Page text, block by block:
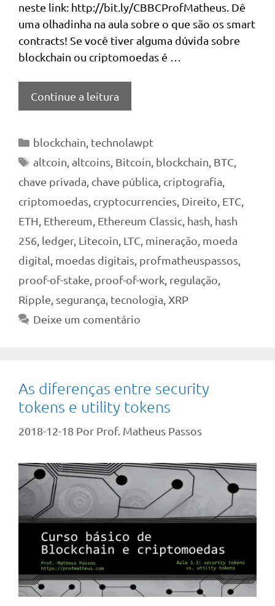
neste link: http://bit.ly/CBBCProfMatheus. Dê
uma olhadinha na aula sobre o que são os smart
contracts! Se você tiver alguma dúvida sobre
blockchain ou criptomoedas é …
Continue a leitura
Categorias
blockchain, technolawpt
Tags
altcoin,altcoins, Bitcoin, blockchain, BTC,
chave privada, chave pública, criptografia,
criptomoedas, cryptocurrencies, Direito, ETC,
ETH, Ethereum, Ethereum Classic, hash, hash
256, ledger, Litecoin, LTC, mineração, moeda
digital, moedas digitais, profmatheuspassos,
proof-of-stake, proof-of-work, regulação,
Ripple, segurança, tecnologia, XRP
Deixe um comentário
As diferenças entre security
tokens e utility tokens
2018-12-18 Por Prof. Matheus Passos